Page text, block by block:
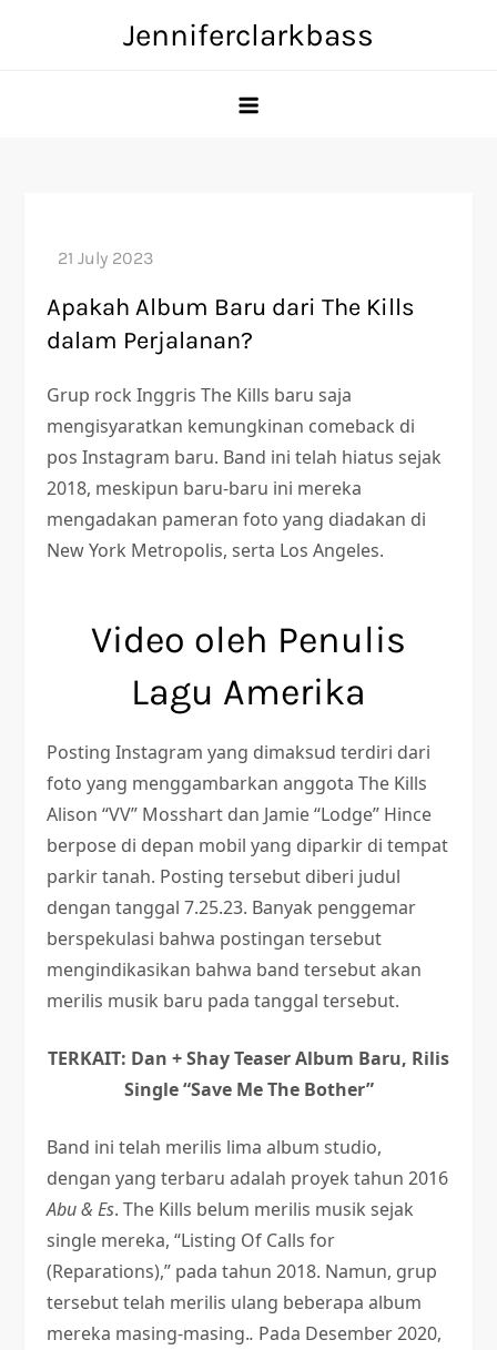
Jenniferclarkbass
Apakah Album Baru dari The Kills
dalam Perjalanan?
Grup rock Inggris The Kills baru saja
mengisyaratkan kemungkinan comeback di
pos Instagram baru. Band ini telah hiatus sejak
2018, meskipun baru-baru ini mereka
mengadakan pameran foto yang diadakan di
New York Metropolis, serta Los Angeles.
Video oleh Penulis
Lagu Amerika
Posting Instagram yang dimaksud terdiri dari
foto yang menggambarkan anggota The Kills
Alison “VV” Mosshart dan Jamie “Lodge” Hince
berpose di depan mobil yang diparkir di tempat
parkir tanah. Posting tersebut diberi judul
dengan tanggal 7.25.23. Banyak penggemar
berspekulasi bahwa postingan tersebut
mengindikasikan bahwa band tersebut akan
merilis musik baru pada tanggal tersebut.
TERKAIT: Dan + Shay Teaser Album Baru, Rilis
Single “Save Me The Bother”
Band ini telah merilis lima album studio,
dengan yang terbaru adalah proyek tahun 2016
Abu & Es. The Kills belum merilis musik sejak
single mereka, “Listing Of Calls for
(Reparations),” pada tahun 2018. Namun, grup
tersebut telah merilis ulang beberapa album
mereka masing-masing.. Pada Desember 2020,